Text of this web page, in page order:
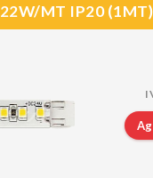
22W/MT IP20 (1MT)